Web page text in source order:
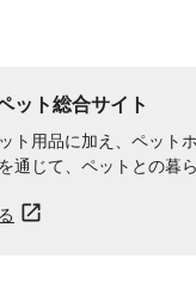
ット総合サイト
ト用品に加え、ペット
通じて、ペットとの暮